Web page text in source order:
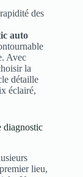
des
auto
Avec
la
détaille
éclairé,
diagnostic
lieu,